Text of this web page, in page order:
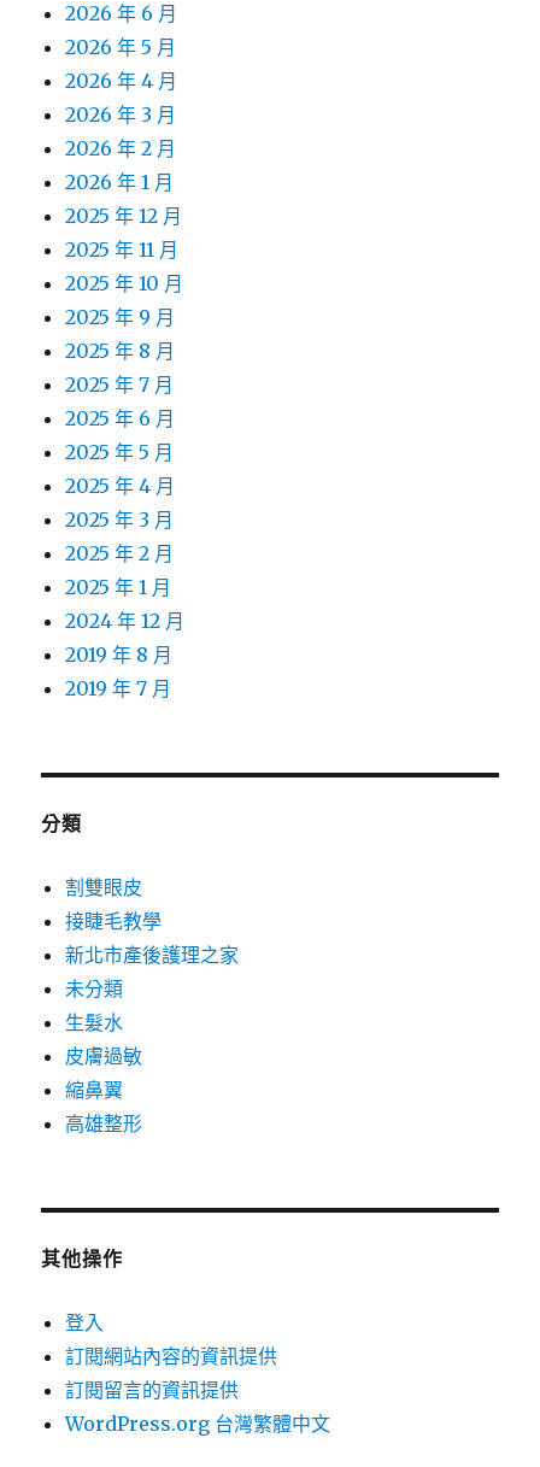
2026 年 6 月
2026 年 5 月
2026 年 4 月
2026 年 3 月
2026 年 2 月
2026 年 1 月
2025 年 12 月
2025 年 11 月
2025 年 10 月
2025 年 9 月
2025 年 8 月
2025 年 7 月
2025 年 6 月
2025 年 5 月
2025 年 4 月
2025 年 3 月
2025 年 2 月
2025 年 1 月
2024 年 12 月
2019 年 8 月
2019 年 7 月
分類
割雙眼皮
接睫毛教學
新北市產後護理之家
未分類
生髮水
皮膚過敏
縮鼻翼
高雄整形
其他操作
登入
訂閱網站內容的資訊提供
訂閱留言的資訊提供
WordPress.org 台灣繁體中文